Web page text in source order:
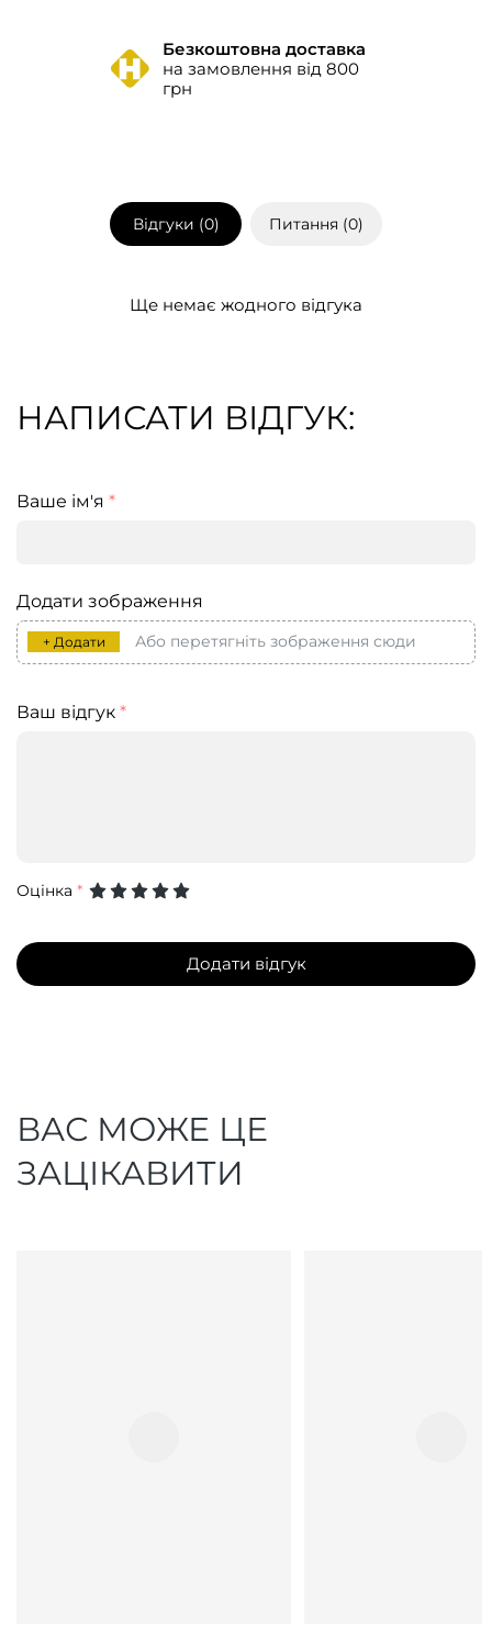
Безкоштовна доставка
на замовлення від 800
грн
Відгуки (0) Питання (0)
Ще немає жодного відгука
НАПИСАТИ ВІДГУК:
Ваше ім'я *
Додати зображення
+ Додати Або перетягніть зображення сюди
Ваш відгук *
Оцінка *
Додати відгук
ВАС МОЖЕ ЦЕ
ЗАЦІКАВИТИ